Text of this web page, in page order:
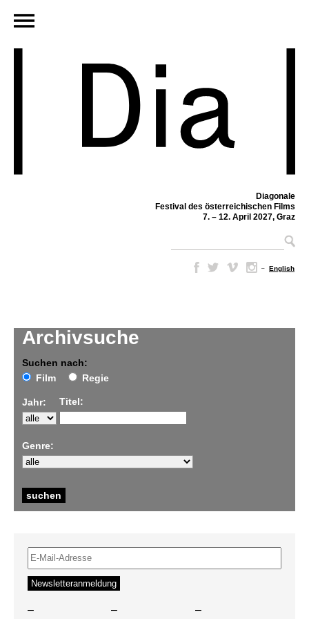
Diagonale
Festival des österreichischen Films
7. – 12. April 2027, Graz
– English
Archivsuche
Suchen nach:
Film
Regie
Jahr: Titel:
Genre:
– – –